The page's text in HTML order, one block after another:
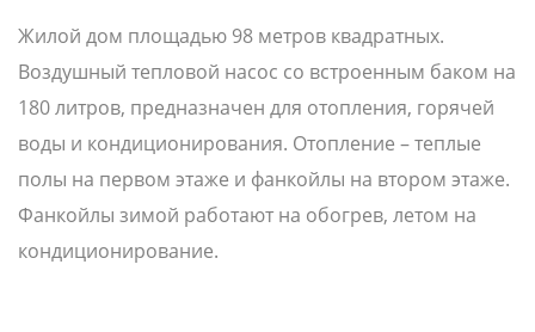
Жилой дом площадью 98 метров квадратных.
Воздушный тепловой насос со встроенным баком на
180 литров, предназначен для отопления, горячей
воды и кондиционирования. Отопление – теплые
полы на первом этаже и фанкойлы на втором этаже.
Фанкойлы зимой работают на обогрев, летом на
кондиционирование.